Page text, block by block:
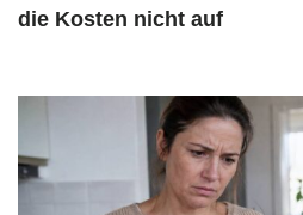
die Kosten nicht auf